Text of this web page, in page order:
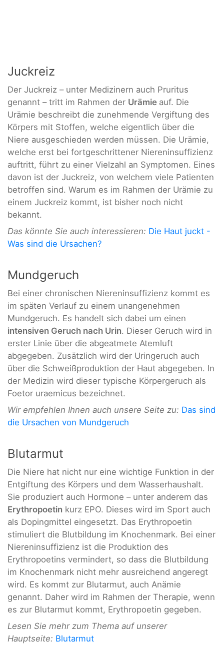
Juckreiz
Der Juckreiz – unter Medizinern auch Pruritus
genannt – tritt im Rahmen der Urämie auf. Die
Urämie beschreibt die zunehmende Vergiftung des
Körpers mit Stoffen, welche eigentlich über die
Niere ausgeschieden werden müssen. Die Urämie,
welche erst bei fortgeschrittener Niereninsuffizienz
auftritt, führt zu einer Vielzahl an Symptomen. Eines
davon ist der Juckreiz, von welchem viele Patienten
betroffen sind. Warum es im Rahmen der Urämie zu
einem Juckreiz kommt, ist bisher noch nicht
bekannt.
Das könnte Sie auch interessieren: Die Haut juckt -
Was sind die Ursachen?
Mundgeruch
Bei einer chronischen Niereninsuffizienz kommt es
im späten Verlauf zu einem unangenehmen
Mundgeruch. Es handelt sich dabei um einen
intensiven Geruch nach Urin. Dieser Geruch wird in
erster Linie über die abgeatmete Atemluft
abgegeben. Zusätzlich wird der Uringeruch auch
über die Schweißproduktion der Haut abgegeben. In
der Medizin wird dieser typische Körpergeruch als
Foetor uraemicus bezeichnet.
Wir empfehlen Ihnen auch unsere Seite zu: Das sind
die Ursachen von Mundgeruch
Blutarmut
Die Niere hat nicht nur eine wichtige Funktion in der
Entgiftung des Körpers und dem Wasserhaushalt.
Sie produziert auch Hormone – unter anderem das
Erythropoetin kurz EPO. Dieses wird im Sport auch
als Dopingmittel eingesetzt. Das Erythropoetin
stimuliert die Blutbildung im Knochenmark. Bei einer
Niereninsuffizienz ist die Produktion des
Erythropoetins vermindert, so dass die Blutbildung
im Knochenmark nicht mehr ausreichend angeregt
wird. Es kommt zur Blutarmut, auch Anämie
genannt. Daher wird im Rahmen der Therapie, wenn
es zur Blutarmut kommt, Erythropoetin gegeben.
Lesen Sie mehr zum Thema auf unserer
Hauptseite: Blutarmut